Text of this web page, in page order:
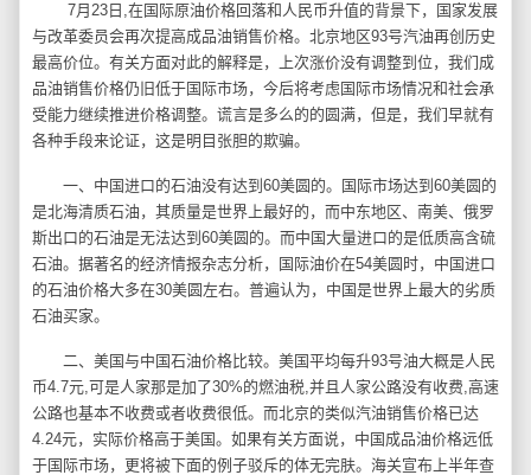
7月23日,在国际原油价格回落和人民币升值的背景下，国家发展
与改革委员会再次提高成品油销售价格。北京地区93号汽油再创历史
最高价位。有关方面对此的解释是，上次涨价没有调整到位，我们成
品油销售价格仍旧低于国际市场，今后将考虑国际市场情况和社会承
受能力继续推进价格调整。谎言是多么的的圆满，但是，我们早就有
各种手段来论证，这是明目张胆的欺骗。
一、中国进口的石油没有达到60美圆的。国际市场达到60美圆的
是北海清质石油，其质量是世界上最好的，而中东地区、南美、俄罗
斯出口的石油是无法达到60美圆的。而中国大量进口的是低质高含硫
石油。据著名的经济情报杂志分析，国际油价在54美圆时，中国进口
的石油价格大多在30美圆左右。普遍认为，中国是世界上最大的劣质
石油买家。
二、美国与中国石油价格比较。美国平均每升93号油大概是人民
币4.7元,可是人家那是加了30%的燃油税,并且人家公路没有收费,高速
公路也基本不收费或者收费很低。而北京的类似汽油销售价格已达
4.24元，实际价格高于美国。如果有关方面说，中国成品油价格远低
于国际市场，更将被下面的例子驳斥的体无完肤。海关宣布上半年查